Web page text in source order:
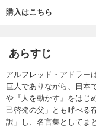
購入はこちら
あらすじ
アルフレッド・アドラー
巨人でありながら、日本
や『人を動かす』をはじ
己啓発の父」とも呼べる
訳」し、名言集としてま